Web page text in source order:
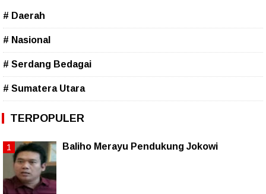
# Daerah
# Nasional
# Serdang Bedagai
# Sumatera Utara
TERPOPULER
Baliho Merayu Pendukung Jokowi